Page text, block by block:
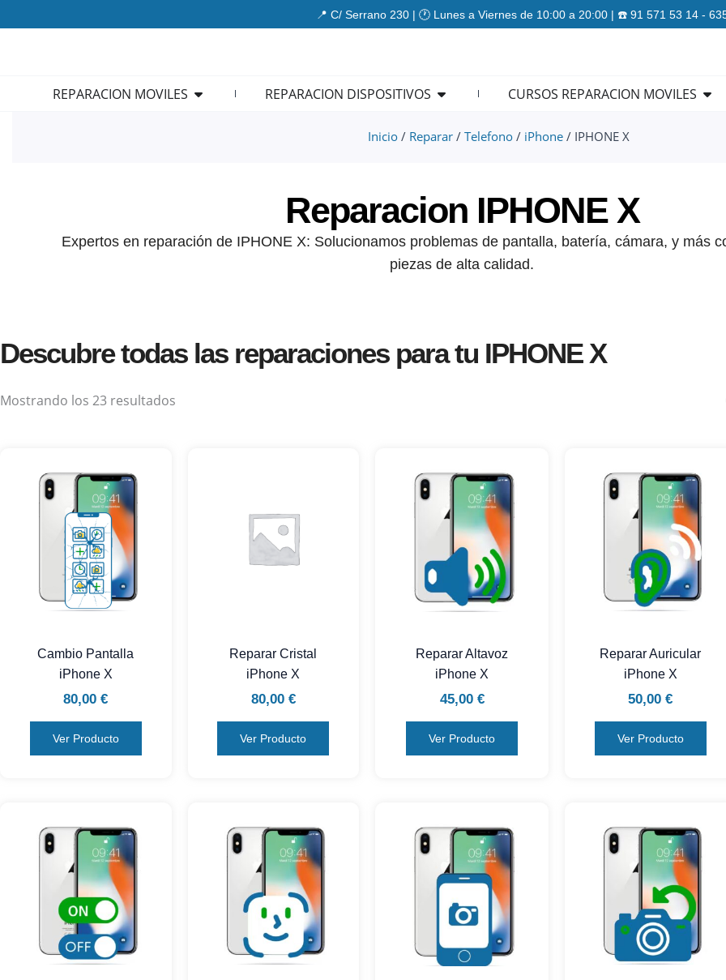
al
📍 C/ Serrano 230 | 🕐 Lunes a Viernes de 10:00 a 20:00 | ☎️ 91 571 53 14 -
REPARACION MOVILES Open REPARACION MOVILES
REPARACION DISPOSITIVOS Open REPARACION DISPOSITIVOS
CURSOS REPARACION MOVILES
Inicio/ Reparar/ Telefono/ iPhone/ IPHONE X
Reparacion IPHONE X
Expertos en reparación de IPHONE X: Solucionamos problemas de pantalla, batería, cámara, y más
piezas de alta calidad.
Descubre todas las reparaciones para tu IPHONE X
Mostrando los 23 resultados
Cambio Pantalla
iPhone X
80,00€
Ver Producto
Reparar Cristal
iPhone X
80,00 €
Ver Producto
Reparar Altavoz
iPhone X
45,00 €
Ver Producto
Reparar Auricular
iPhone X
50,00€
Ver Producto